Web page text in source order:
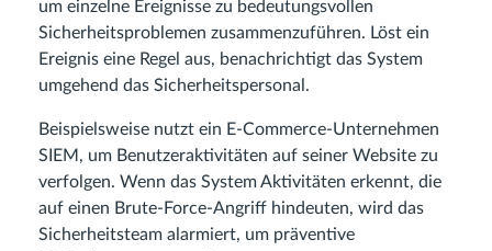
um einzelne Ereignisse zu bedeutungsvollen
Sicherheitsproblemen zusammenzuführen. Löst ein
Ereignis eine Regel aus, benachrichtigt das System
umgehend das Sicherheitspersonal.
Beispielsweise nutzt ein E-Commerce-Unternehmen
SIEM, um Benutzeraktivitäten auf seiner Website zu
verfolgen. Wenn das System Aktivitäten erkennt, die
auf einen Brute-Force-Angriff hindeuten, wird das
Sicherheitsteam alarmiert, um präventive